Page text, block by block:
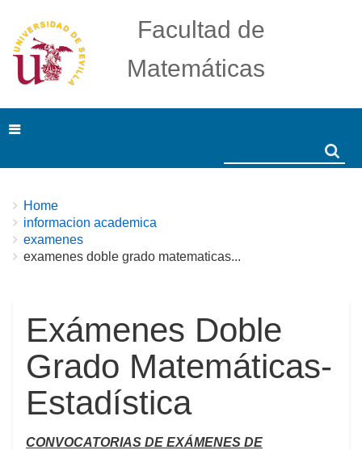
Facultad de
Matemáticas
Breadcrumbs
You
are
here:
Home
informacion academica
examenes
examenes doble grado matematicas...
Exámenes Doble
Grado Matemáticas-
Estadística
CONVOCATORIAS DE EXÁMENES DE